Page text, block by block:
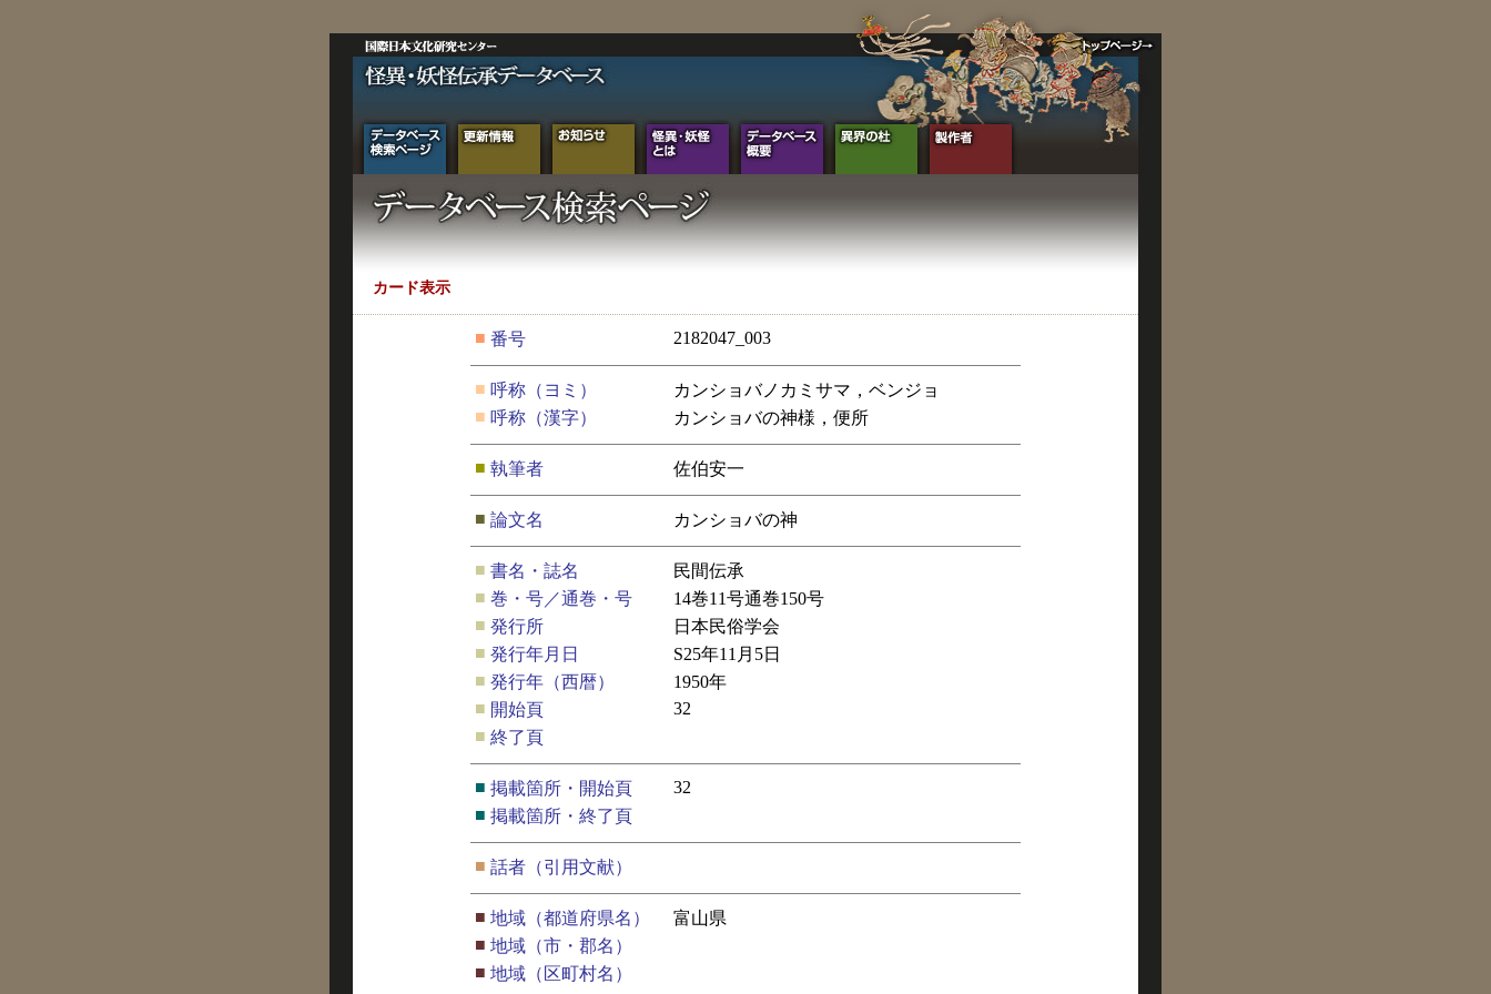
カード表示
■ 番号 2182047_003
■ 呼称（ヨミ）
カンショバノカミサマ，ベンジョ
■ 呼称（漢字） カンショバの神様，便所
■ 執筆者 佐伯安一
■ 論文名 カンショバの神
■ 書名・誌名
民間伝承
■ 巻・号／通巻・号
14巻11号通巻150号
■ 発行所
日本民俗学会
■ 発行年月日
S25年11月5日
■ 発行年（西暦）
1950年
■ 開始頁
32
■ 終了頁
■ 掲載箇所・開始頁
32
■ 掲載箇所・終了頁
■ 話者（引用文献）
■ 地域（都道府県名）
富山県
■ 地域（市・郡名）
■ 地域（区町村名）